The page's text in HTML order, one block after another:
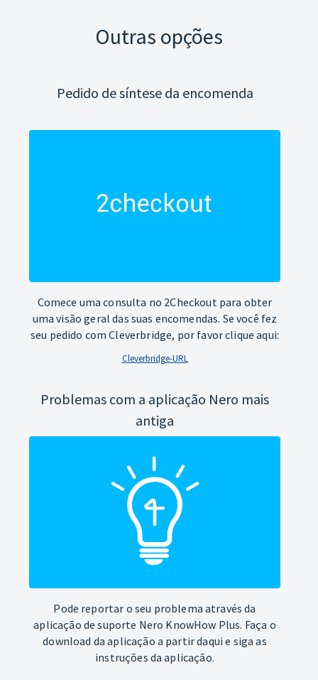
Outras opções
Pedido de síntese da encomenda
Comece uma consulta no 2Checkout para obter
uma visão geral das suas encomendas. Se você fez
seu pedido com Cleverbridge, por favor clique aqui:
Cleverbridge-URL
Problemas com a aplicação Nero mais
antiga
Pode reportar o seu problema através da
aplicação de suporte Nero KnowHow Plus. Faça o
download da aplicação a partir daqui e siga as
instruções da aplicação.